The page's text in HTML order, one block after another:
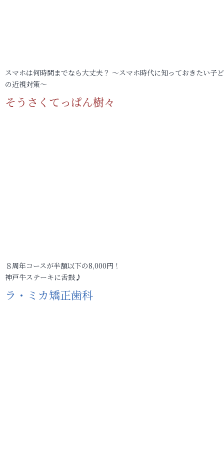
スマホは何時間までなら大丈夫？ ～スマホ時代に知っておきたい子
の近視対策～
そうさくてっぱん樹々
８周年コースが半額以下の8,000円！
神戸牛ステーキに舌鼓♪
ラ・ミカ矯正歯科